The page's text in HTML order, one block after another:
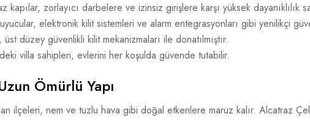
kapılar, zorlayıcı darbelere ve izinsiz girişlere karşı yüksek dayanıklılık
elektronik kilit sistemleri ve alarm entegrasyonları gibi yenilikçi
üst düzey güvenlikli kilit mekanizmaları ile donatılmıştır.
villa sahipleri, evlerini her koşulda güvende tutabilir.
Ömürlü Yapı
ilçeleri, nem ve tuzlu hava gibi doğal etkenlere maruz kalır. Alcatraz